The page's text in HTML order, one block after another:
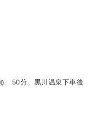
) 50分。黒川温泉下車後